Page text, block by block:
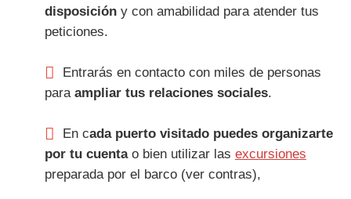
disposicióny con amabilidad para atender tus
peticiones.
Entrarás en contacto con miles de personas
para ampliar tus relaciones sociales.
En cada puerto visitado puedes organizarte
por tu cuentao bien utilizar las excursiones
preparada por el barco (ver contras),